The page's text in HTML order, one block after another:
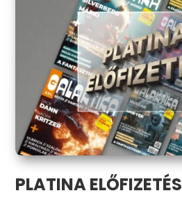
PLATINA ELŐFIZETÉS